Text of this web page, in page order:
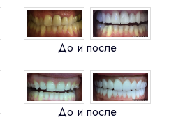
До и после
До и после